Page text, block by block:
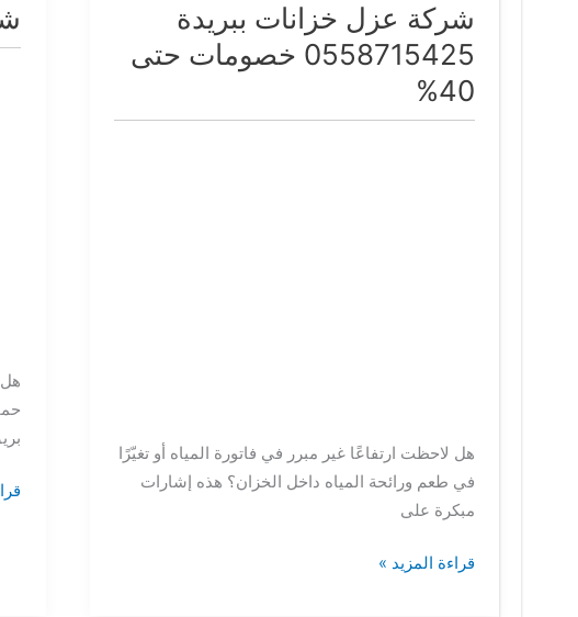
شركة عزل خزانات ببريدة
0558715425 خصومات حتى
40%
هل لاحظت ارتفاعًا غير مبرر في فاتورة المياه أو تغيّرًا
في طعم ورائحة المياه داخل الخزان؟ هذه إشارات
مبكرة على
شركة
عزل
خزانات
ببريدة
0558715425
قراءة المزيد »